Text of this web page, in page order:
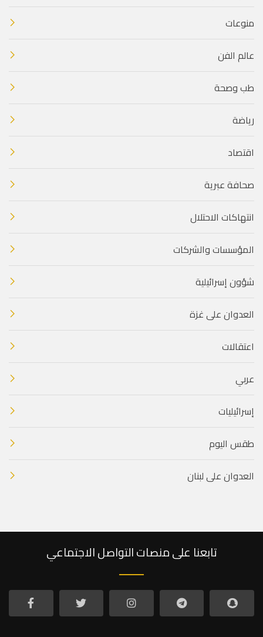
منوعات
عالم الفن
طب وصحة
رياضة
اقتصاد
صحافة عبرية
انتهاكات الاحتلال
المؤسسات والشركات
شؤون إسرائيلية
العدوان على غزة
اعتقالات
عربي
إسرائيليات
طقس اليوم
العدوان على لبنان
تابعنا على منصات التواصل الاجتماعي